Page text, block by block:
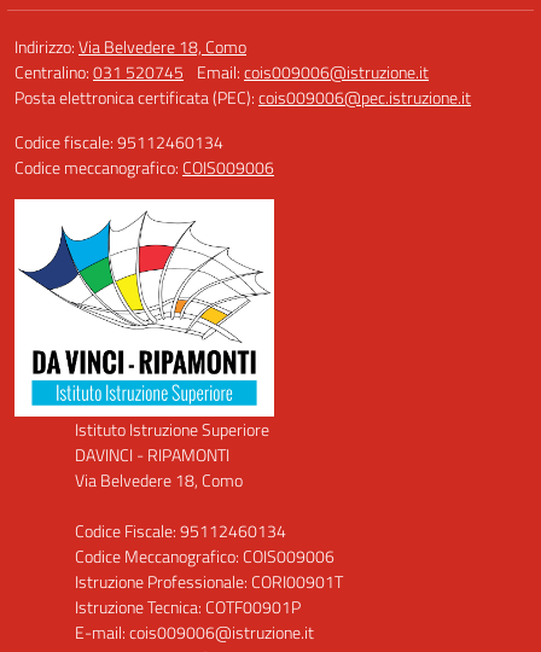
Indirizzo:Via Belvedere 18, Como
Centralino:031 520745 Email:cois009006@istruzione.it
Posta elettronica certificata (PEC):cois009006@pec.istruzione.it
Codice fiscale: 95112460134
Codice meccanografico: COIS009006
Istituto Istruzione Superiore
DAVINCI - RIPAMONTI
Via Belvedere 18, Como
Codice Fiscale: 95112460134
Codice Meccanografico: COIS009006
Istruzione Professionale: CORI00901T
Istruzione Tecnica: COTF00901P
E-mail: cois009006@istruzione.it